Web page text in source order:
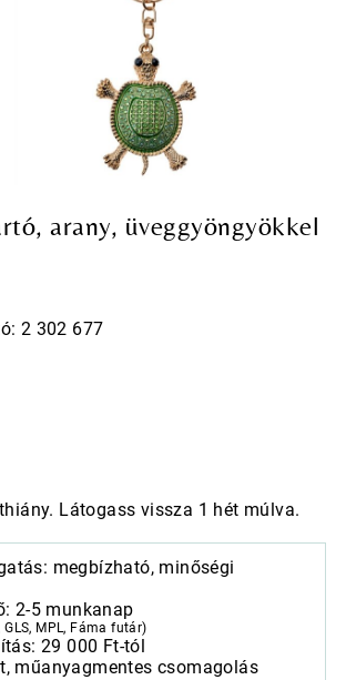
arany, üveggyöngyökkel
2 302 677
Látogass vissza 1 hét múlva.
megbízható, minőségi
2-5 munkanap
MPL, Fáma futár)
29 000 Ft-tól
műanyagmentes csomagolás